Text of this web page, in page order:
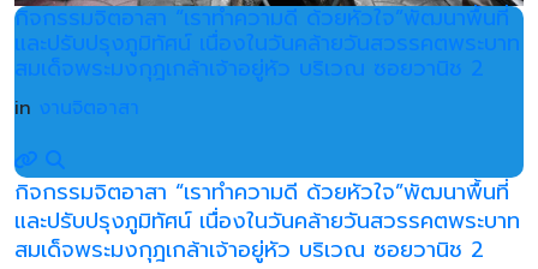
กิจกรรมจิตอาสา “เราทำความดี ด้วยหัวใจ”พัฒนาพื้นที่
และปรับปรุงภูมิทัศน์ เนื่องในวันคล้ายวันสวรรคตพระบาท
สมเด็จพระมงกุฎเกล้าเจ้าอยู่หัว บริเวณ ซอยวานิช 2
in งานจิตอาสา
กิจกรรมจิตอาสา “เราทำความดี ด้วยหัวใจ”พัฒนาพื้นที่
และปรับปรุงภูมิทัศน์ เนื่องในวันคล้ายวันสวรรคตพระบาท
สมเด็จพระมงกุฎเกล้าเจ้าอยู่หัว บริเวณ ซอยวานิช 2